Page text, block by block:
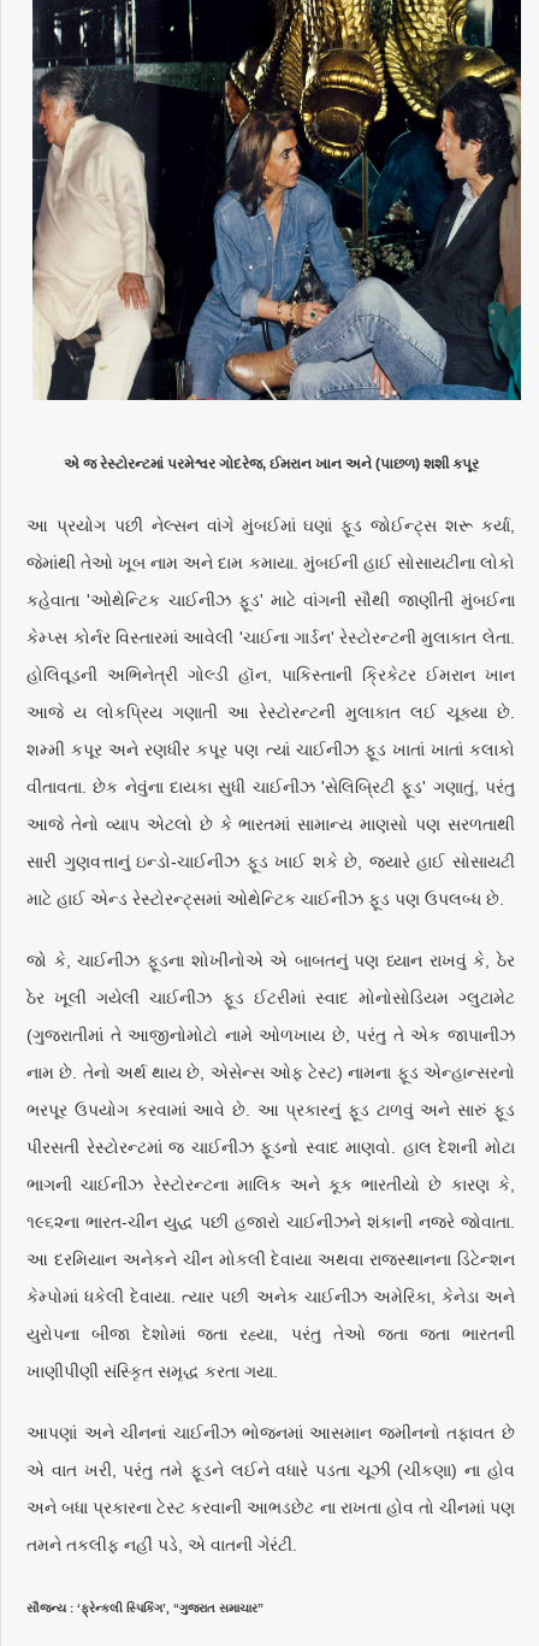
એ જ રેસ્ટોરન્ટમાં પરમેશ્વર ગોદરેજ, ઈમરાન ખાન અને (પાછળ) શશી કપૂર
આ પ્રયોગ પછી નેલ્સન વાંગે મુંબઈમાં ઘણાં ફૂડ જોઈન્ટ્સ શરૂ કર્યા,
જેમાંથી તેઓ ખૂબ નામ અને દામ કમાયા. મુંબઈની હાઈ સોસાયટીના લોકો
કહેવાતા 'ઓથેન્ટિક ચાઈનીઝ ફૂડ' માટે વાંગની સૌથી જાણીતી મુંબઈના
કેમ્પ્સ કોર્નર વિસ્તારમાં આવેલી 'ચાઈના ગાર્ડન' રેસ્ટોરન્ટની મુલાકાત લેતા.
હોલિવૂડની અભિનેત્રી ગોલ્ડી હૉન, પાકિસ્તાની ક્રિકેટર ઈમરાન ખાન
આજે ય લોકપ્રિય ગણાતી આ રેસ્ટોરન્ટની મુલાકાત લઈ ચૂક્યા છે.
શમ્મી કપૂર અને રણધીર કપૂર પણ ત્યાં ચાઈનીઝ ફૂડ ખાતાં ખાતાં કલાકો
વીતાવતા. છેક નેવુંના દાયકા સુધી ચાઈનીઝ 'સેલિબ્રિટી ફૂડ' ગણાતું, પરંતુ
આજે તેનો વ્યાપ એટલો છે કે ભારતમાં સામાન્ય માણસો પણ સરળતાથી
સારી ગુણવત્તાનું ઇન્ડો-ચાઈનીઝ ફૂડ ખાઈ શકે છે, જ્યારે હાઈ સોસાયટી
માટે હાઈ એન્ડ રેસ્ટોરન્ટ્સમાં ઓથેન્ટિક ચાઈનીઝ ફૂડ પણ ઉપલબ્ધ છે.
જો કે, ચાઈનીઝ ફૂડના શોખીનોએ એ બાબતનું પણ ધ્યાન રાખવું કે, ઠેર
ઠેર ખૂલી ગયેલી ચાઈનીઝ ફૂડ ઈટરીમાં સ્વાદ મોનોસોડિયમ ગ્લુટામેટ
(ગુજરાતીમાં તે આજીનોમોટો નામે ઓળખાય છે, પરંતુ તે એક જાપાનીઝ
નામ છે. તેનો અર્થ થાય છે, એસેન્સ ઓફ ટેસ્ટ) નામના ફૂડ એન્હાન્સરનો
ભરપૂર ઉપયોગ કરવામાં આવે છે. આ પ્રકારનું ફૂડ ટાળવું અને સારું ફૂડ
પીરસતી રેસ્ટોરન્ટમાં જ ચાઈનીઝ ફૂડનો સ્વાદ માણવો. હાલ દેશની મોટા
ભાગની ચાઈનીઝ રેસ્ટોરન્ટના માલિક અને કૂક ભારતીયો છે કારણ કે,
૧૯૬૨ના ભારત-ચીન યુદ્ધ પછી હજારો ચાઈનીઝને શંકાની નજરે જોવાતા.
આ દરમિયાન અનેકને ચીન મોકલી દેવાયા અથવા રાજસ્થાનના ડિટેન્શન
કેમ્પોમાં ધકેલી દેવાયા. ત્યાર પછી અનેક ચાઈનીઝ અમેરિકા, કેનેડા અને
યુરોપના બીજા દેશોમાં જતા રહ્યા, પરંતુ તેઓ જતા જતા ભારતની
ખાણીપીણી સંસ્કૃિત સમૃદ્ધ કરતા ગયા.
આપણાં અને ચીનનાં ચાઈનીઝ ભોજનમાં આસમાન જમીનનો તફાવત છે
એ વાત ખરી, પરંતુ તમે ફૂડને લઈને વધારે પડતા ચૂઝી (ચીકણા) ના હોવ
અને બધા પ્રકારના ટેસ્ટ કરવાની આભડછેટ ના રાખતા હોવ તો ચીનમાં પણ
તમને તકલીફ નહીં પડે, એ વાતની ગેરંટી.
સૌજન્ય : ‘ફ્રેન્કલી સ્પિકિંગ’, “ગુજરાત સમાચાર”